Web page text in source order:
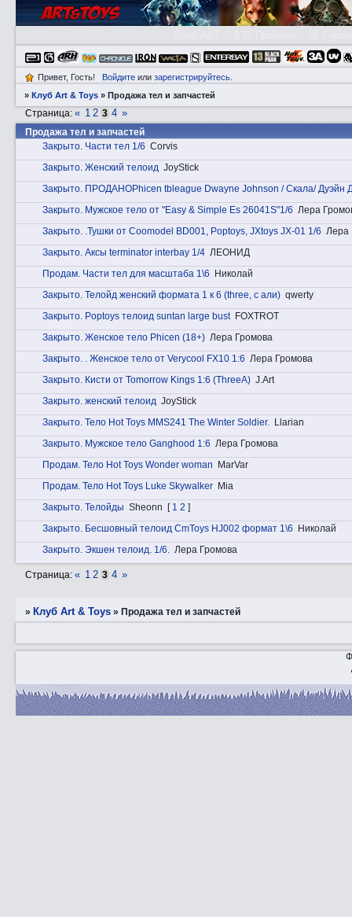
Привет, Гость! Войдитеили зарегистрируйтесь.
»Клуб Art & Toys »Продажа тел и запчастей
Продажа тел и запчастей
Страница:« 1 2 3 4 »
Закрытo. Части тел 1/6 Corvis
Закрытo. Женский телоид JoyStick
Закрытo. ПРОДАНОPhicen tbleague Dwayne Johnson / Скала/ Дуэйн
Закрытo. Мужское тело от "Easy & Simple Es 26041S"1/6 Лера
Закрытo. .Тушки от Coomodel BD001, Poptoys, JXtoys JX-01 1/6 Лера
Закрытo. Аксы terminator interbay 1/4 ЛЕОНИД
Прoдам. Части тел для масштаба 1\6
Николай
Закрытo. Телойд женский формата 1 к 6 (three, с али) qwerty
Закрытo. Poptoys телоид suntan large bust FOXTROT
Закрытo. Женское тело Phicen (18+) Лера Громова
Закрытo. . Женское тело от Verycool FХ10 1:6 Лера Громова
Закрытo. Кисти от Tomorrow Kings 1:6 (ThreeA) J.Art
Закрытo. женский телоид JoyStick
Закрытo. Тело Hot Toys MMS241 The Winter Soldier. Llarian
Закрытo. Мужское тело Ganghood 1:6 Лера Громова
Прoдам. Тело Hot Toys Wonder woman
MarVar
Прoдам. Тело Hot Toys Luke Skywalker Mia
Закрытo. Телойды Sheonn [ 1 2 ]
Закрытo. Бесшовный телоид CmToys HJ002 формат 1\6
Николай
Закрытo. Экшен телоид. 1/6. Лера Громова
Страница:« 1 2 3 4 »
» Клуб Art & Toys »Продажа тел и запчастей